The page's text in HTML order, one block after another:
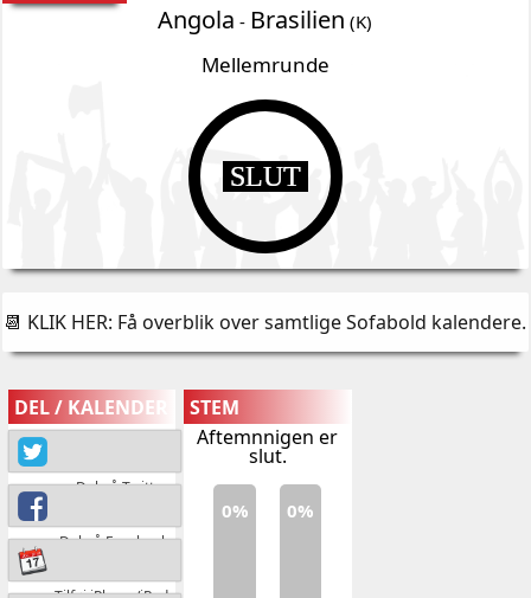
Angola - Brasilien (K)
Mellemrunde
SLUT
📆 KLIK HER: Få overblik over samtlige Sofabold kalendere.
DEL / KALENDER
Del på Twitter
Del på Facebook
STEM
Aftemnnigen er
slut.
0% 0%